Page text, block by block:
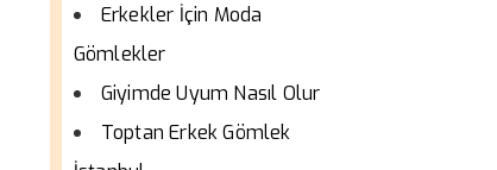
Erkekler İçin Moda
Gömlekler
Giyimde Uyum Nasıl Olur
Toptan Erkek Gömlek